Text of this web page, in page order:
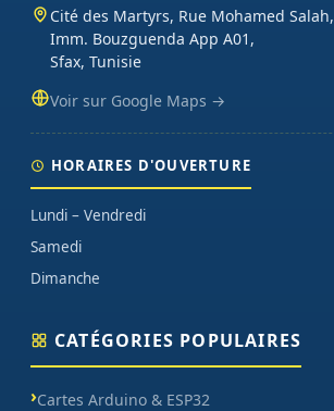
Cité des Martyrs, Rue Mohamed Salah,
Imm. Bouzguenda App A01,
Sfax, Tunisie
Voir sur Google Maps →
HORAIRES D'OUVERTURE
Lundi – Vendredi
Samedi
Dimanche
CATÉGORIES POPULAIRES
Cartes Arduino & ESP32